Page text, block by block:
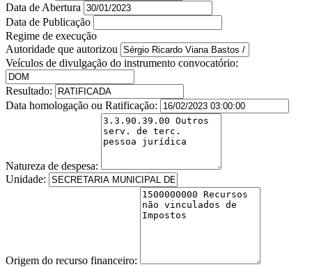
Data de Abertura
Data de Publicação
Regime de execução
Autoridade que autorizou
Veículos de divulgação do instrumento convocatório:
Resultado:
Data homologação ou Ratificação:
Natureza de despesa:
Unidade:
Origem do recurso financeiro: